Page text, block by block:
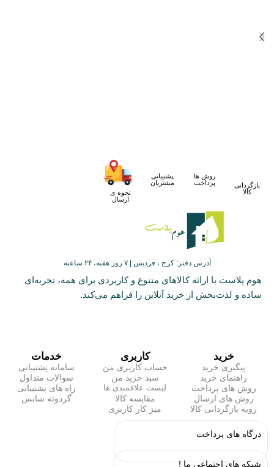
بازگردانی
کالا
روش ها
پرداخت
پشتیبانی
مشتریان
نحوه ی
ارسال
آدرس دفتر: کرج ، فردیس | ۷ روز هفته، ۲۴ ساعته
هوم پلاست با ارائه کالاهای متنوع و کاربردی برای همه، تجربه‌ای
ساده و لذت‌بخش از خرید آنلاین را فراهم می‌کند.
خرید
پیگیری خرید
راهنمای خرید
روش های پرداخت
روش های ارسال
رویه بازگردانی کالا
کاربری
حساب کاربری من
سبد خرید من
لیست علاقمندی ها
مقایسه کالا
میز کار کاربری
خدمات
سامانه پشتیبانی
سوالات متداول
راه های پشتیبانی
گردونه شانس
درگاه های پرداخت
شبکه های اجتماعی ما !